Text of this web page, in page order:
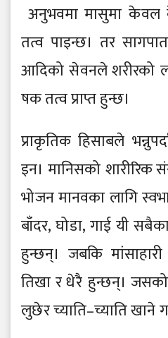
अनुभवमा मासुमा के वल के
तत्व पाइन्छ। तर
आदिको से वनले
षक तत्व प्राप्त हुन्छ।
प्राकृतिक हिसाबले
इन। मानिसको शारीरिक
भो जन मानवका लागि
बाँदर, घो डा, गाई यी
हुन्छन्। जबकि
तिखा र धे रै हुन्छन्।
लुछे र च्याति–च्याति खाने